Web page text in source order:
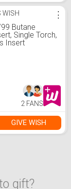
WISH
Butane
Single Torch,
Insert
⋮
2 FANS
GIVE WISH
gift?